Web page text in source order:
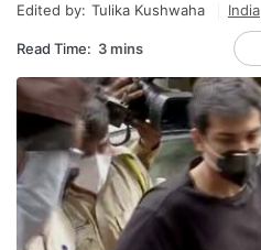
Edited by: Tulika Kushwaha India
Read Time: 3 mins